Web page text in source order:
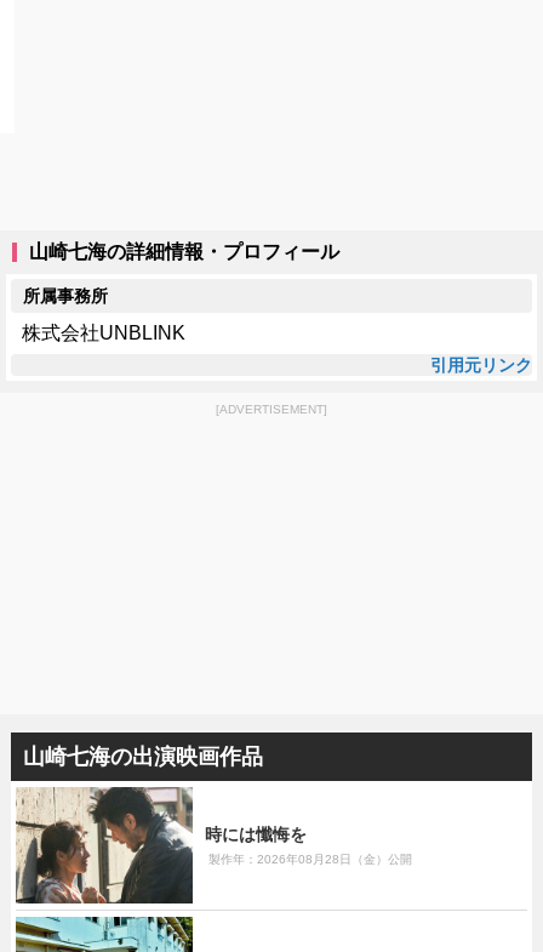
山崎七海の詳細情報・プロフィール
所属事務所
株式会社UNBLINK
引用元リンク
[ADVERTISEMENT]
山崎七海の出演映画作品
時には懺悔を
製作年：2026年08月28日（金）公開